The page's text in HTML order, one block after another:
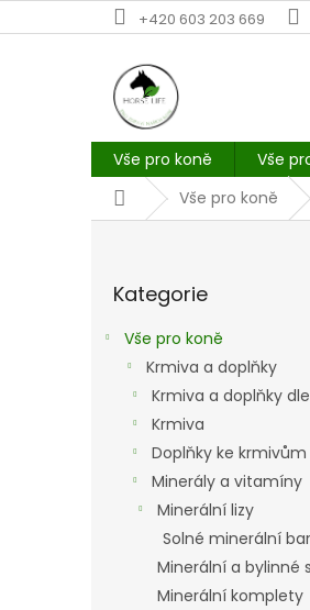
na
+420 603 203 669
Vše pro koně Vše
DomůVše pro koně
kategorie
Kategorie
Vše pro koně
Krmiva a doplňky
Krmiva a doplňky
Krmiva
Doplňky ke krmivům
Minerály a vitamíny
Minerální lizy
Solné minerální
Minerální a bylinné
Minerální komplety